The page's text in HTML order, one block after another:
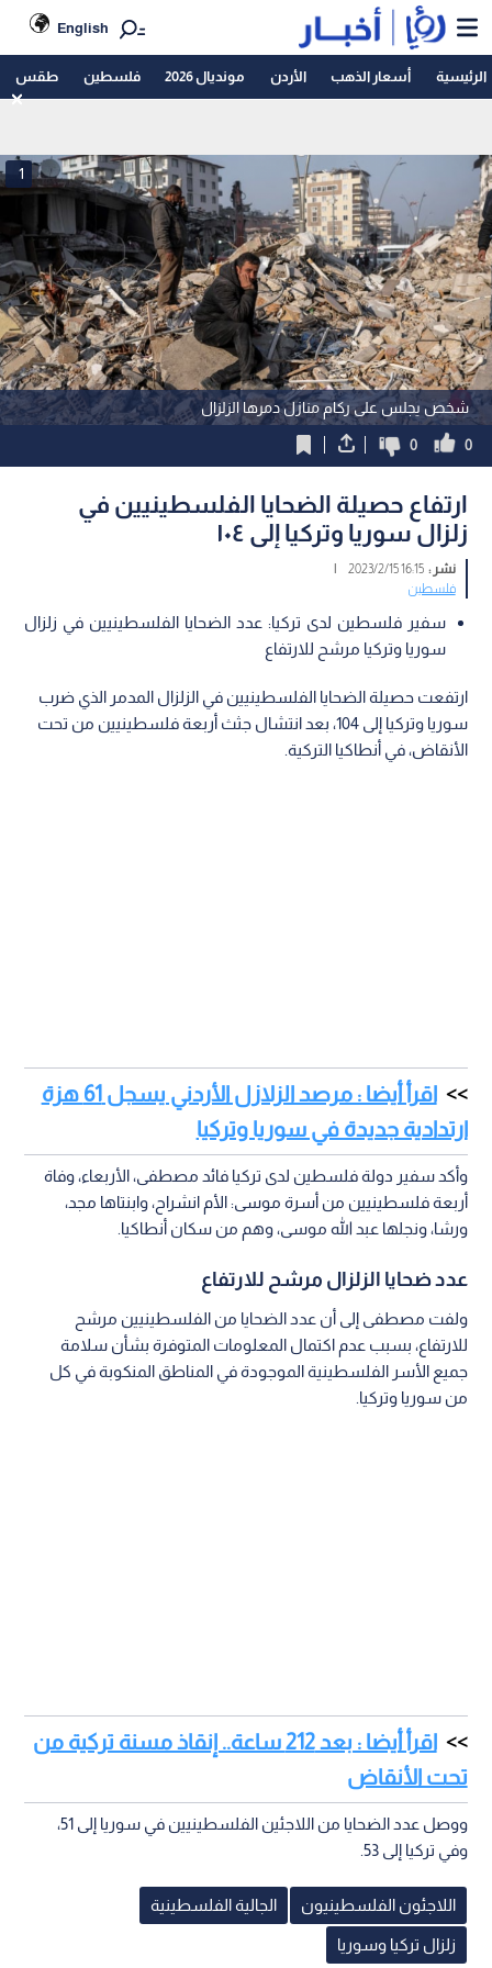
English
الرئيسية أسعار الذهب الأردن مونديال 2026 فلسطين طقس
شخص يجلس على ركام منازل دمرها الزلزال
1
0
0
ارتفاع حصيلة الضحايا الفلسطينيين في
زلزال سوريا وتركيا إلى ١٠٤
نشر :16:15 2023/2/15
|
فلسطين
سفير فلسطين لدى تركيا: عدد الضحايا الفلسطينيين في زلزال
سوريا وتركيا مرشح للارتفاع
ارتفعت حصيلة الضحايا الفلسطينيين في الزلزال المدمر الذي ضرب
سوريا وتركيا إلى 104، بعد انتشال جثث أربعة فلسطينيين من تحت
الأنقاض، في أنطاكيا التركية.
اقرأ أيضا : مرصد الزلازل الأردني يسجل 61 هزة
ارتدادية جديدة في سوريا وتركيا
وأكد سفير دولة فلسطين لدى تركيا فائد مصطفى، الأربعاء، وفاة
أربعة فلسطينيين من أسرة موسى: الأم انشراح، وابنتاها مجد،
ورشا، ونجلها عبد الله موسى، وهم من سكان أنطاكيا.
عدد ضحايا الزلزال مرشح للارتفاع
ولفت مصطفى إلى أن عدد الضحايا من الفلسطينيين مرشح
للارتفاع، بسبب عدم اكتمال المعلومات المتوفرة بشأن سلامة
جميع الأسر الفلسطينية الموجودة في المناطق المنكوبة في كل
من سوريا وتركيا.
اقرأ أيضا : بعد 212 ساعة.. إنقاذ مسنة تركية من
تحت الأنقاض
ووصل عدد الضحايا من اللاجئين الفلسطينيين في سوريا إلى 51،
وفي تركيا إلى 53.
اللاجئون الفلسطينيون الجالية الفلسطينية
زلزال تركيا وسوريا